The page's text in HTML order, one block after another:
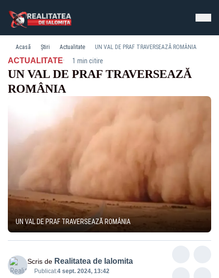
Acasă Știri Actualitate UN VAL DE PRAF TRAVERSEAZĂ ROMÂNIA
ACTUALITATE· 1 min citire
UN VAL DE PRAF TRAVERSEAZĂ
ROMÂNIA
UN VAL DE PRAF TRAVERSEAZĂ ROMÂNIA
Scris de Realitatea de Ialomita
Publicat:4 sept. 2024, 13:42